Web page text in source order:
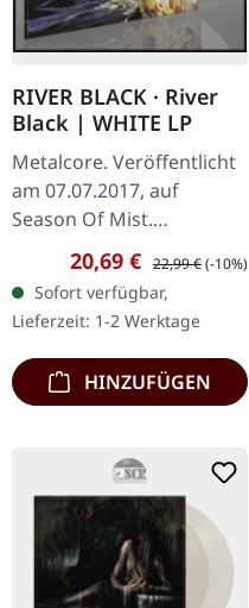
RIVER BLACK · River
Black | WHITE LP
Metalcore. Veröffentlicht
am 07.07.2017, auf
Season Of Mist.
Moderner amerikanischer
Metal von Mitgliedern von
Municipal Waste und
Revocation. Weißes…
Verkaufspreis:
20,69 € Regulärer Preis:
22,99 €(-10%)
Sofort verfügbar,
Lieferzeit: 1-2 Werktage
HINZUFÜGEN